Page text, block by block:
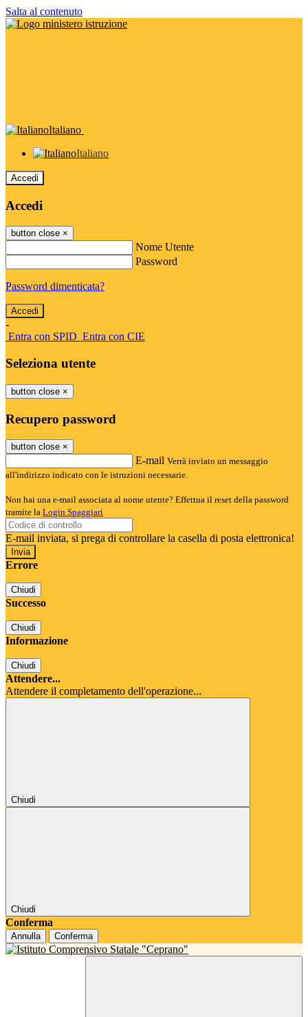
Salta al contenuto
Italiano
Italiano
Accedi
Accedi
button close ×
Nome Utente
Password
Password dimenticata?
-
Entra con SPID Entra con CIE
Seleziona utente
button close ×
Recupero password
button close ×
E-mail Verrà inviato un messaggio
all'indirizzo indicato con le istruzioni necessarie.
Non hai una e-mail associata al nome utente? Effettua il reset della password
tramite la Login Spaggiari
E-mail inviata, si prega di controllare la casella di posta elettronica!
Errore
Chiudi
Successo
Chiudi
Informazione
Chiudi
Attendere...
Attendere il completamento dell'operazione...
Chiudi
Chiudi
Conferma
Annulla Conferma